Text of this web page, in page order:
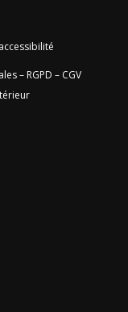
– RGPD – CGV